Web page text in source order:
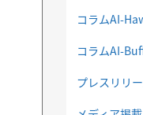
コラムAI-
コラムAI-
プレスリリ